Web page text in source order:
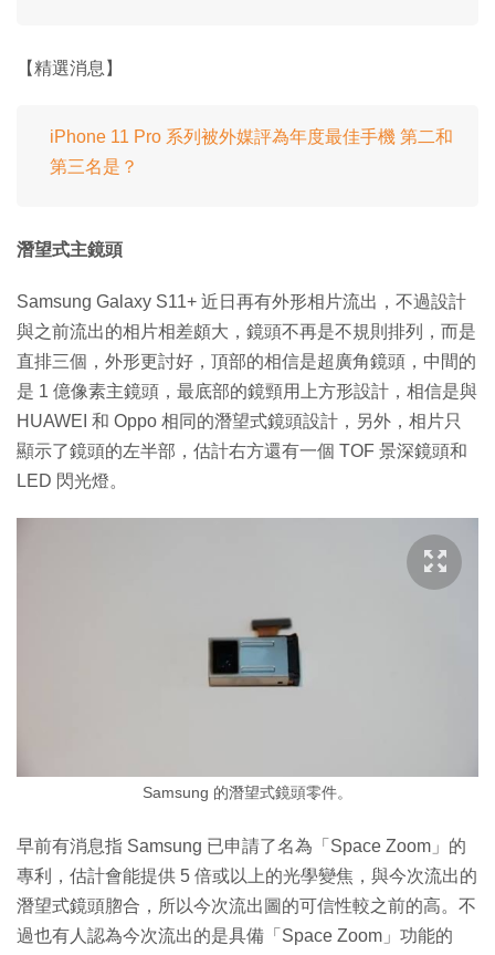
【精選消息】
iPhone 11 Pro 系列被外媒評為年度最佳手機 第二和
第三名是？
潛望式主鏡頭
Samsung Galaxy S11+ 近日再有外形相片流出，不過設計
與之前流出的相片相差頗大，鏡頭不再是不規則排列，而是
直排三個，外形更討好，頂部的相信是超廣角鏡頭，中間的
是 1 億像素主鏡頭，最底部的鏡頸用上方形設計，相信是與
HUAWEI 和 Oppo 相同的潛望式鏡頭設計，另外，相片只
顯示了鏡頭的左半部，估計右方還有一個 TOF 景深鏡頭和
LED 閃光燈。
Samsung 的潛望式鏡頭零件。
早前有消息指 Samsung 已申請了名為「Space Zoom」的
專利，估計會能提供 5 倍或以上的光學變焦，與今次流出的
潛望式鏡頭脗合，所以今次流出圖的可信性較之前的高。不
過也有人認為今次流出的是具備「Space Zoom」功能的